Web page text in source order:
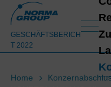
GESCHÄFTSBERICH
T 2022
Home